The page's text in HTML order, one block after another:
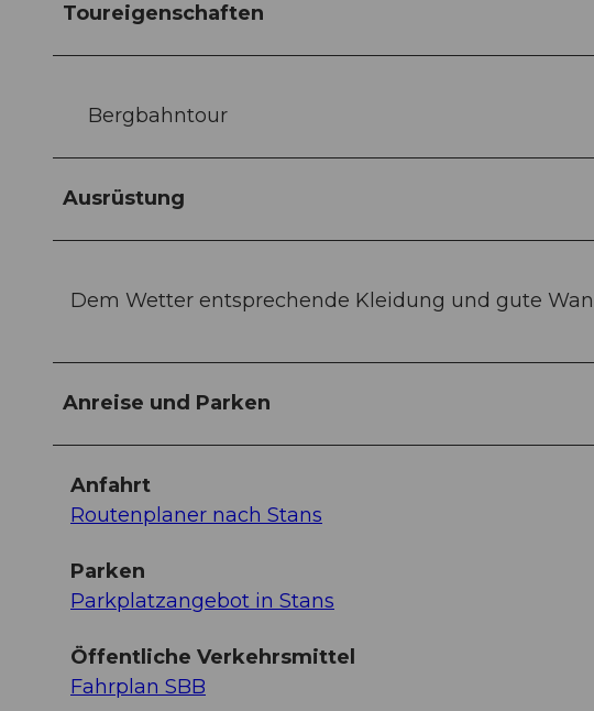
Toureigenschaften
Bergbahntour
Ausrüstung
Dem Wetter entsprechende Kleidung und gute
Anreise und Parken
Anfahrt
Routenplaner nach Stans
Parken
Parkplatzangebot in Stans
Öffentliche Verkehrsmittel
Fahrplan SBB